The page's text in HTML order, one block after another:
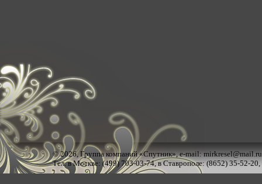
© 2026,Группа компаний «Спутник», e-mail:mirkresel@mail.ru
Тел. в Москве: (499) 703-03-74, в Ставрополе: (8652) 35-52-